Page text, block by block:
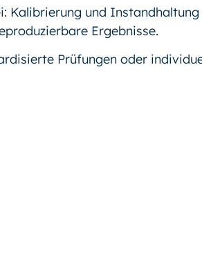
Kalibrierung und
Ergebnisse.
Prüfungen oder